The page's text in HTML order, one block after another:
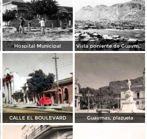
Hospital Municipal Vista poniente de Guaymas (1916)
CALLE EL BOULEVARD Guaymas, plazuela